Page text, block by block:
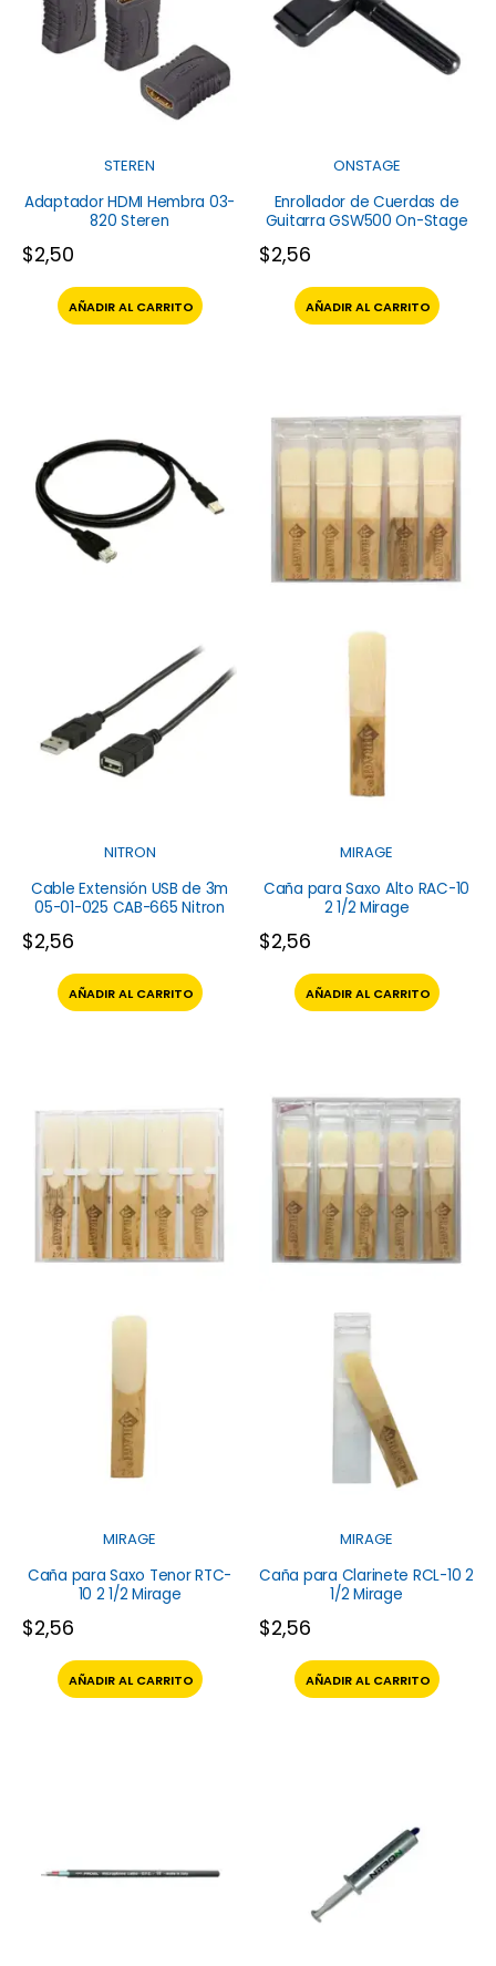
STEREN
Adaptador HDMI Hembra 03-
820 Steren
$2,50
AÑADIR AL CARRITO
ONSTAGE
Enrollador de Cuerdas de
Guitarra GSW500 On-Stage
$2,56
AÑADIR AL CARRITO
NITRON
Cable Extensión USB de 3m
05-01-025 CAB-665 Nitron
$2,56
AÑADIR AL CARRITO
MIRAGE
Caña para Saxo Alto RAC-10
2 1/2 Mirage
$2,56
AÑADIR AL CARRITO
MIRAGE
Caña para Saxo Tenor RTC-
10 2 1/2 Mirage
$2,56
AÑADIR AL CARRITO
MIRAGE
Caña para Clarinete RCL-10 2
1/2 Mirage
$2,56
AÑADIR AL CARRITO